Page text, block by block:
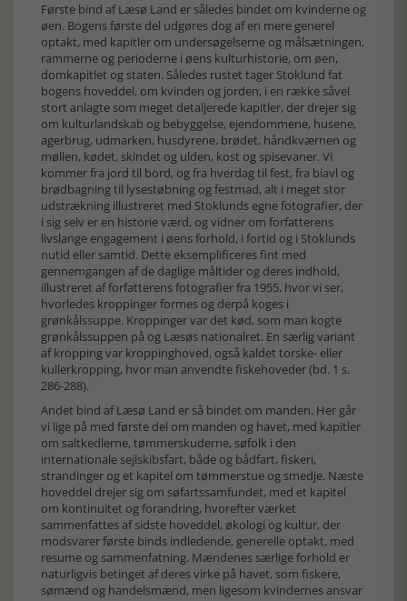
Første bind af Læsø Land er således bindet om kvinderne og
øen. Bogens første del udgøres dog af en mere generel
optakt, med kapitler om undersøgelserne og målsætningen,
rammerne og perioderne i øens kulturhistorie, om øen,
domkapitlet og staten. Således rustet tager Stoklund fat
bogens hoveddel, om kvinden og jorden, i en række såvel
stort anlagte som meget detaljerede kapitler, der drejer sig
om kulturlandskab og bebyggelse, ejendommene, husene,
agerbrug, udmarken, husdyrene, brødet, håndkværnen og
møllen, kødet, skindet og ulden, kost og spisevaner. Vi
kommer fra jord til bord, og fra hverdag til fest, fra biavl og
brødbagning til lysestøbning og festmad, alt i meget stor
udstrækning illustreret med Stoklunds egne fotografier, der
i sig selv er en historie værd, og vidner om forfatterens
livslange engagement i øens forhold, i fortid og i Stoklunds
nutid eller samtid. Dette eksemplificeres fint med
gennemgangen af de daglige måltider og deres indhold,
illustreret af forfatterens fotografier fra 1955, hvor vi ser,
hvorledes kroppinger formes og derpå koges i
grønkålssuppe. Kroppinger var det kød, som man kogte
grønkålssuppen på og Læsøs nationalret. En særlig variant
af kropping var kroppinghoved, også kaldet torske- eller
kullerkropping, hvor man anvendte fiskehoveder (bd. 1 s.
286-288).
Andet bind af Læsø Land er så bindet om manden. Her går
vi lige på med første del om manden og havet, med kapitler
om saltkedlerne, tømmerskuderne, søfolk i den
internationale sejlskibsfart, både og bådfart, fiskeri,
strandinger og et kapitel om tømmerstue og smedje. Næste
hoveddel drejer sig om søfartssamfundet, med et kapitel
om kontinuitet og forandring, hvorefter værket
sammenfattes af sidste hoveddel, økologi og kultur, der
modsvarer første binds indledende, generelle optakt, med
resume og sammenfatning. Mændenes særlige forhold er
naturligvis betinget af deres virke på havet, som fiskere,
sømænd og handelsmænd, men ligesom kvindernes ansvar